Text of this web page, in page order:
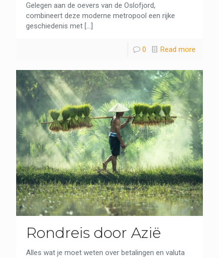
Gelegen aan de oevers van de Oslofjord,
combineert deze moderne metropool een rijke
geschiedenis met […]
0 Read more
Rondreis door Azië
Alles wat je moet weten over betalingen en valuta